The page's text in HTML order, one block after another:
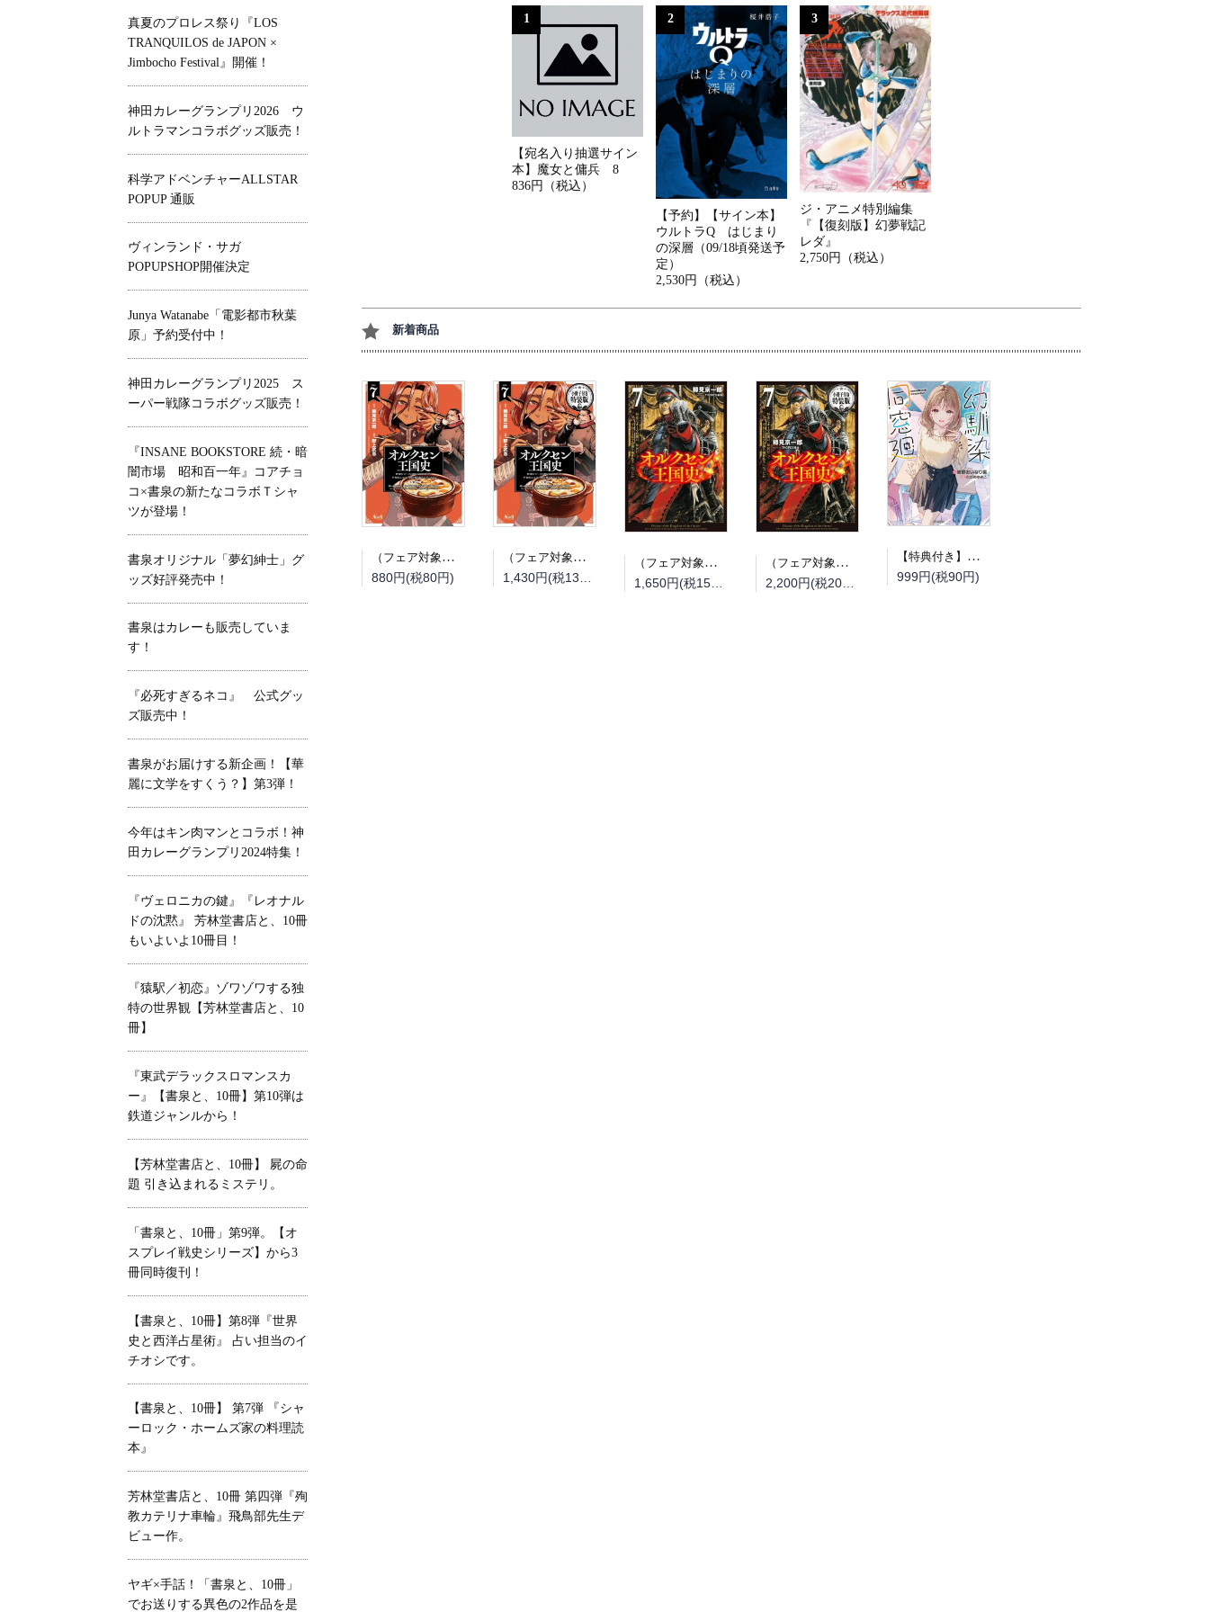
1
【宛名入り抽選サイン
本】魔女と傭兵 8
836円（税込）
2
【予約】【サイン本】
ウルトラQ はじまり
の深層（09/18頃発送予
定）
2,530円（税込）
3
ジ・アニメ特別編集
『【復刻版】幻夢戦記
レダ』
2,750円（税込）
新着商品
（フェア対象商品）【予約】【特典付き】オルクセン王国史~野蛮なオークの国は、如何にして平和なエルフの国を焼き払うに至ったか~ 7（08/25頃発送予定）
880円(税80円)
（フェア対象商品）【予約】【特典付き】オルクセン王国史~野蛮なオークの国は、如何にして平和なエルフの国を焼き払うに至ったか~ 7 小冊子付き特装版（08/25頃発送予定）
1,430円(税130円)
（フェア対象商品）【予約】【特典付き】オルクセン王国史~野蛮なオークの国は、如何にして平和なエルフの国を焼き払うに至ったか~ 7（08/12頃発送予定）
（フェア対象商品）【予約】【特典付き】オルクセン王国史~野蛮なオークの国は、如何にして平和なエルフの国を焼き払うに至ったか~ 7 小冊子付き特装版（08/12頃発送予定）
【特典付き】幼馴染同窓廻
999円(税90円)
真夏のプロレス祭り『LOS
TRANQUILOS de JAPON ×
Jimbocho Festival』開催！
神田カレーグランプリ2026 ウ
ルトラマンコラボグッズ販売！
科学アドベンチャーALLSTAR
POPUP 通販
ヴィンランド・サガ
POPUPSHOP開催決定
Junya Watanabe「電影都市秋葉
原」予約受付中！
神田カレーグランプリ2025 ス
ーパー戦隊コラボグッズ販売！
『INSANE BOOKSTORE 続・暗
闇市場 昭和百一年』コアチョ
コ×書泉の新たなコラボＴシャ
ツが登場！
書泉オリジナル「夢幻紳士」グ
ッズ好評発売中！
書泉はカレーも販売していま
す！
『必死すぎるネコ』 公式グッ
ズ販売中！
書泉がお届けする新企画！【華
麗に文学をすくう？】第3弾！
今年はキン肉マンとコラボ！神
田カレーグランプリ2024特集！
『ヴェロニカの鍵』『レオナル
ドの沈黙』 芳林堂書店と、10冊
もいよいよ10冊目！
『猿駅／初恋』ゾワゾワする独
特の世界観【芳林堂書店と、10
冊】
『東武デラックスロマンスカ
ー』【書泉と、10冊】第10弾は
鉄道ジャンルから！
【芳林堂書店と、10冊】 屍の命
題 引き込まれるミステリ。
「書泉と、10冊」第9弾。【オ
スプレイ戦史シリーズ】から3
冊同時復刊！
【書泉と、10冊】第8弾『世界
史と西洋占星術』 占い担当のイ
チオシです。
【書泉と、10冊】 第7弾 『シャ
ーロック・ホームズ家の料理読
本』
芳林堂書店と、10冊 第四弾『殉
教カテリナ車輪』飛鳥部先生デ
ビュー作。
ヤギ×手話！「書泉と、10冊」
でお送りする異色の2作品を是